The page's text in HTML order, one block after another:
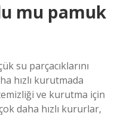
mu pamuk
su parçacıklarını
hızlı kurutmada
ve kurutma için
daha hızlı kururlar,